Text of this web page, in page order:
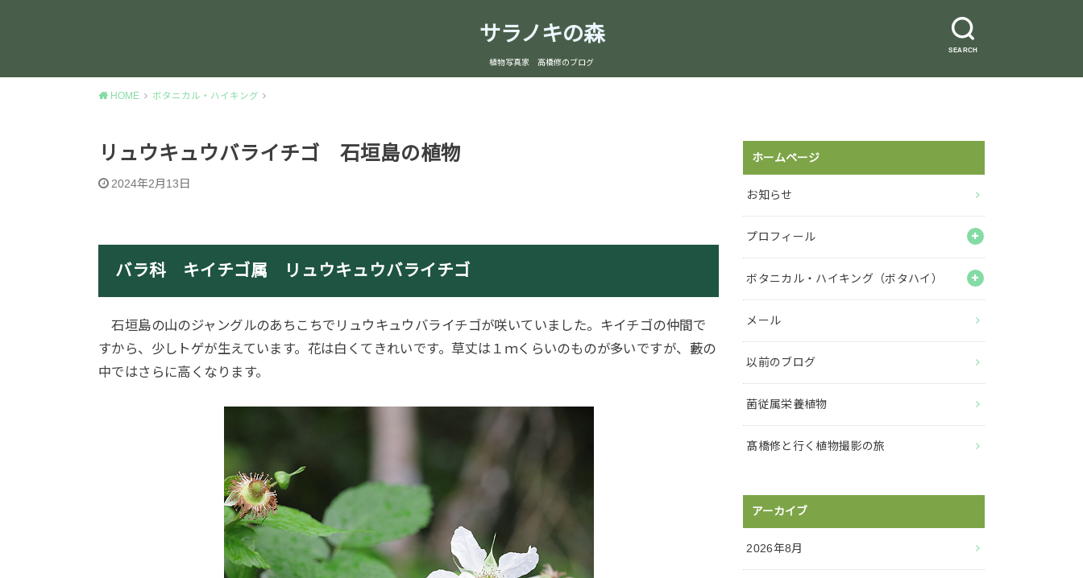
SEARCH
サラノキの森
植物写真家 高橋修のブログ
HOME ボタニカル・ハイキング
リュウキュウバライチゴ 石垣島の植物
2024年2月13日
バラ科 キイチゴ属 リュウキュウバライチゴ
石垣島の山のジャングルのあちこちでリュウキュウバライチゴが咲いていました。キイチゴの仲間で
すから、少しトゲが生えています。花は白くてきれいです。草丈は１ｍくらいのものが多いですが、藪の
中ではさらに高くなります。
ホームページ
お知らせ
プロフィール
ボタニカル・ハイキング（ボタハイ）
メール
以前のブログ
菌従属栄養植物
髙橋修と行く植物撮影の旅
アーカイブ
2026年8月